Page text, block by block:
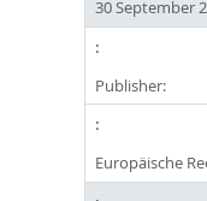
30 September
Publisher:
Europäische